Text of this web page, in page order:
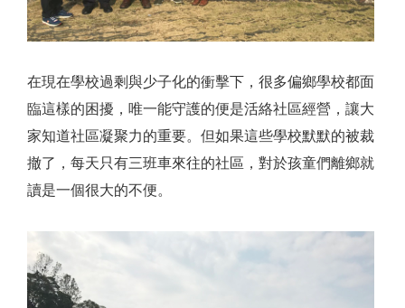
在現在學校過剩與少子化的衝擊下，很多偏鄉學校都面
臨這樣的困擾，唯一能守護的便是活絡社區經營，讓大
家知道社區凝聚力的重要。但如果這些學校默默的被裁
撤了，每天只有三班車來往的社區，對於孩童們離鄉就
讀是一個很大的不便。